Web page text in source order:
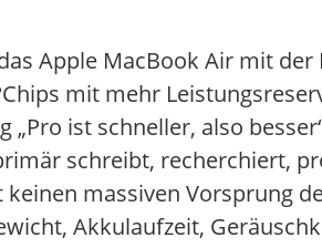
Apple MacBook Air mit
mit mehr
„Pro ist schneller, also
schreibt, recherchiert,
massiven Vorsprung
Akkulaufzeit,